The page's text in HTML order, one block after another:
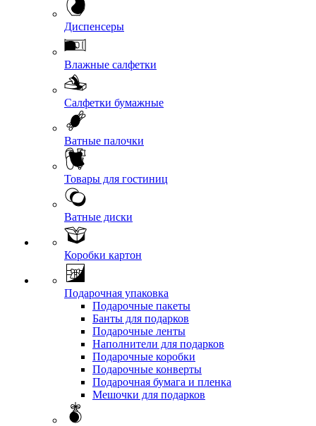
Диспенсеры
Влажные салфетки
Салфетки бумажные
Ватные палочки
Товары для гостиниц
Ватные диски
Коробки картон
Подарочная упаковка
Подарочные пакеты
Банты для подарков
Подарочные ленты
Наполнители для подарков
Подарочные коробки
Подарочные конверты
Подарочная бумага и пленка
Мешочки для подарков